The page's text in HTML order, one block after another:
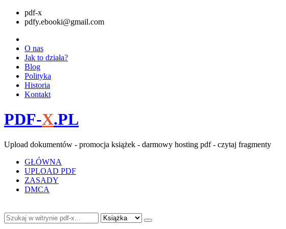
pdf-x
pdfy.ebooki@gmail.com
O nas
Jak to działa?
Blog
Polityka
Historia
Kontakt
PDF-X.PL
Upload dokumentów - promocja książek - darmowy hosting pdf - czytaj fragmenty
GŁÓWNA
UPLOAD PDF
ZASADY
DMCA